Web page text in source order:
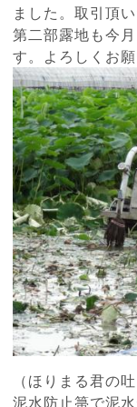
ました。取引頂
第二部露地も今
す。よろしくお願
（ほりまる君の
泥水防止箒で泥